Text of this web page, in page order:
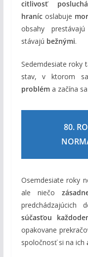
citlivosť
hranícoslabuje
obsahy
stávajú bežnými.
Sedemdesiate roky
stav, v ktorom
probléma začína sa
80.
Osemdesiate roky
ale niečo
predchádzajúcich
súčasťou
opakovane
spoločnosť si na ich